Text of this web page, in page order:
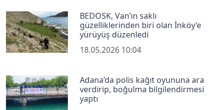
BEDOSK, Van’ın saklı
güzelliklerinden biri olan İnköy’e
yürüyüş düzenledi
18.05.2026 10:04
Adana’da polis kağıt oyununa ara
verdirip, boğulma bilgilendirmesi
yaptı